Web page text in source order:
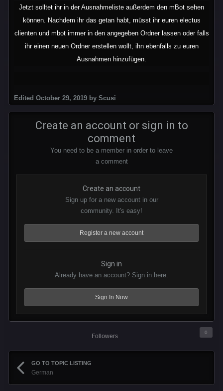
Jetzt solltet ihr in der Ausnahmeliste außerdem den mBot sehen
können. Nachdem ihr das getan habt, müsst ihr euren electus
clienten und mbot immer in den angegeben Ordner lassen oder falls
ihr einen neuen Ordner erstellen wollt, ihn ebenfalls zu euren
Ausnahmen hinzufügen.
Edited October 29, 2019 by Scusi
Create an account or sign in to
comment
You need to be a member in order to leave
a comment
Create an account
Sign up for a new account in our
community. It's easy!
Register a new account
Sign in
Already have an account? Sign in here.
Sign In Now
Followers
0
GO TO TOPIC LISTING
German